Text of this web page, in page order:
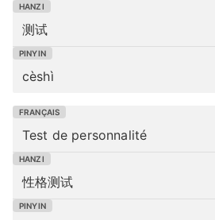
测试
cèshì
Test de personnalité
性格测试